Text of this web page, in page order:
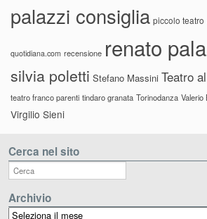
palazzi consiglia piccolo teatro
quotidiana.com recensione renato
silvia poletti Stefano Massini Teatro
teatro franco parenti tindaro granata Torinodanza Valerio
Virgilio Sieni
Cerca nel sito
Archivio
Archivio